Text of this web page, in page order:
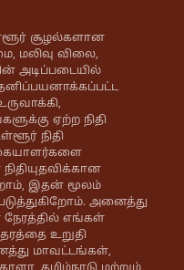
சூழல்களான
மலிவு விலை,
அடிப்படையில்
ஏற்ற நிதி
நிதி
இதன் மூலம்
அனைத்து
நேரத்தில் எங்கள்
உறுதி
மாவட்டங்கள்,